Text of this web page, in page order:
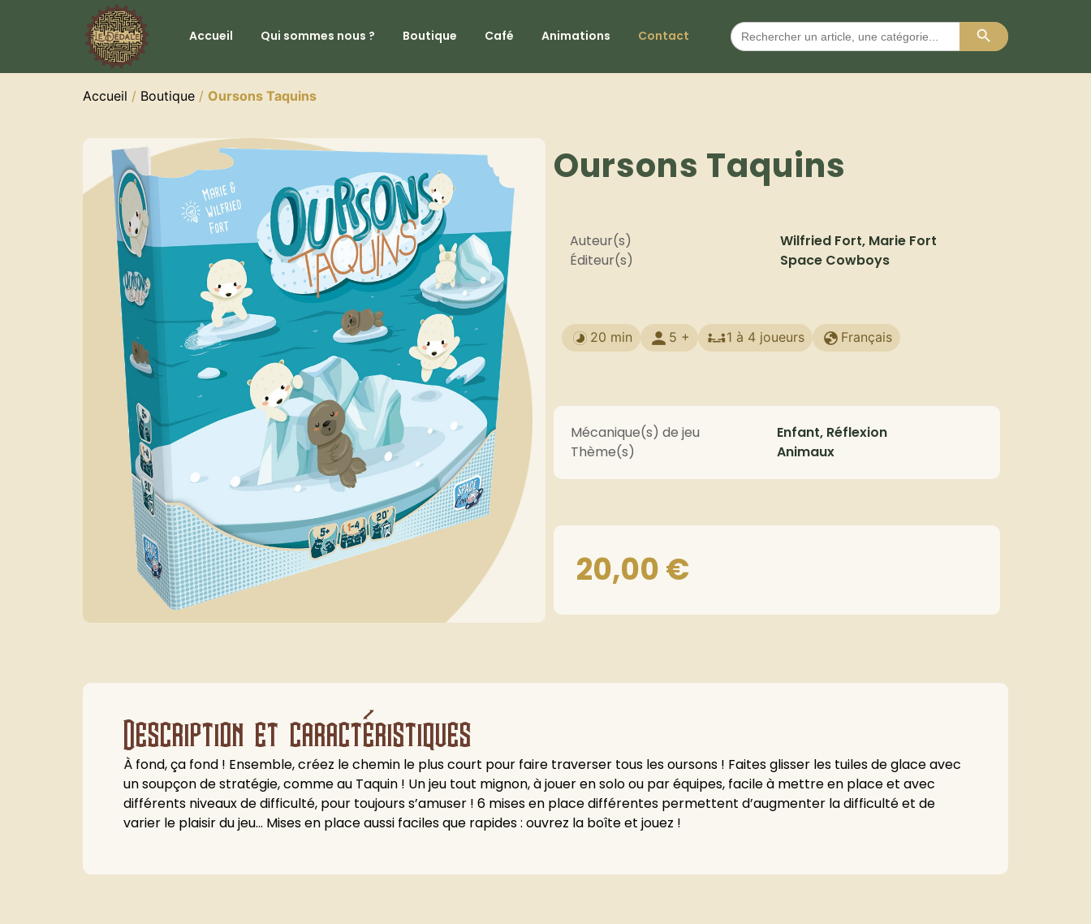
Accueil Qui sommes nous ? Boutique Café Animations Contact
Search
for:
Search Button
Accueil / Boutique / Oursons Taquins
Oursons Taquins
Auteur(s)
Wilfried Fort, Marie Fort
Éditeur(s)
Space Cowboys
20 min 5 + 1 à 4 joueurs Français
Mécanique(s) de jeu
Enfant, Réflexion
Thème(s)
Animaux
20,00€
Description et caractéristiques
À fond, ça fond ! Ensemble, créez le chemin le plus court pour faire traverser tous les oursons ! Faites glisser les tuiles de glace avec
un soupçon de stratégie, comme au Taquin ! Un jeu tout mignon, à jouer en solo ou par équipes, facile à mettre en place et avec
différents niveaux de difficulté, pour toujours s’amuser ! 6 mises en place différentes permettent d’augmenter la difficulté et de
varier le plaisir du jeu… Mises en place aussi faciles que rapides : ouvrez la boîte et jouez !